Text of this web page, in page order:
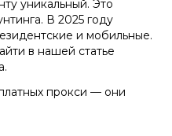
уникальный. Это
В 2025 году
и мобильные.
в нашей статье
.
прокси — они